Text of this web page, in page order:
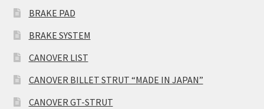
BRAKE PAD
BRAKE SYSTEM
CANOVER LIST
CANOVER BILLET STRUT “MADE IN JAPAN”
CANOVER GT-STRUT